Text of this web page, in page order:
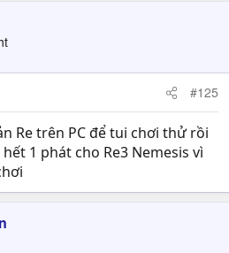
#125
Re trên PC để tui chơi thử rồi
1 phát cho Re3 Nemesis vì